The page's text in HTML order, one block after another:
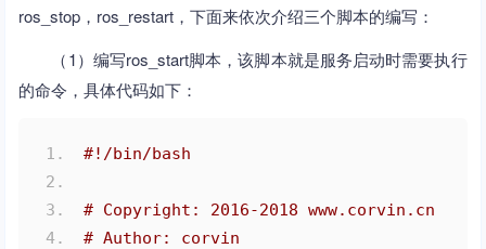
ros_stop，ros_restart，下面来依次介绍三个脚本的编写：
（1）编写ros_start脚本，该脚本就是服务启动时需要执行
的命令，具体代码如下：
#!/bin/bash
# Copyright: 2016-2018 www.corvin.cn
# Author: corvin